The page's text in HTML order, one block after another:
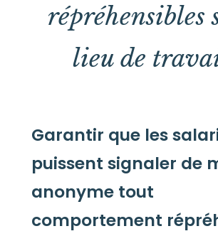
répréhensibles
lieu de
Garantir que les
puissent signaler de
anonyme tout
comportement